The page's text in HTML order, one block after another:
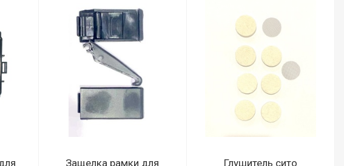
Защелка рамки для
Глушитель сито